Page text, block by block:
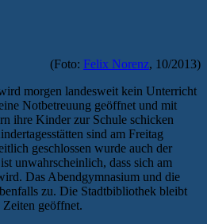
(Foto: Felix Norenz, 10/2013)
morgen landesweit kein Unterricht
Notbetreuung geöffnet und mit
ihre Kinder zur Schule schicken
sind am Freitag
geschlossen wurde auch der
unwahrscheinlich, dass sich am
Das Abendgymnasium und die
zu. Die Stadtbibliothek bleibt
geöffnet.